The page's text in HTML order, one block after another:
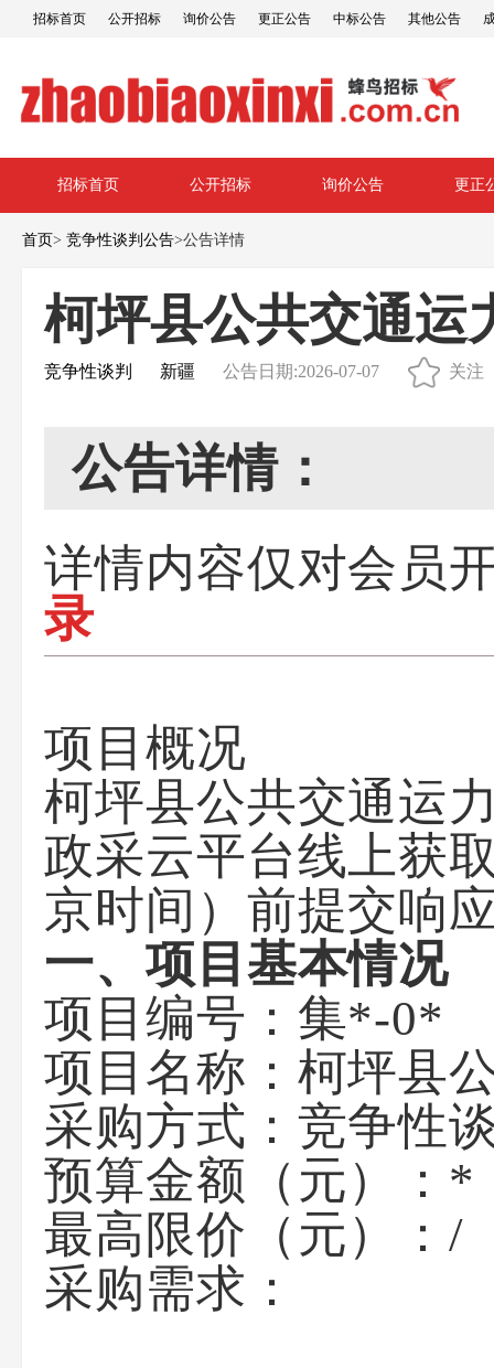
招标首页 公开招标 询价公告 更正公告 中标公告 其他公告
招标首页 公开招标 询价公告 更正
首页> 竞争性谈判公告>公告详情
柯坪县公共交通运
竞争性谈判 新疆 公告日期:2026-07-07 关注
公告详情：
详情内容仅对会员
录
项目概况
柯坪县公共交通运
政采云平台线上获
京时间）前提交响
一、项目基本情况
项目编号： 集*-0*
项目名称： 柯坪县
采购方式：竞争性
预算金额（元）： *
最高限价（元）：/
采购需求：